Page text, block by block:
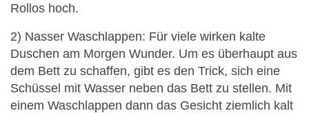
Rollos hoch.
2) Nasser Waschlappen: Für viele wirken kalte
Duschen am Morgen Wunder. Um es überhaupt aus
dem Bett zu schaffen, gibt es den Trick, sich eine
Schüssel mit Wasser neben das Bett zu stellen. Mit
einem Waschlappen dann das Gesicht ziemlich kalt